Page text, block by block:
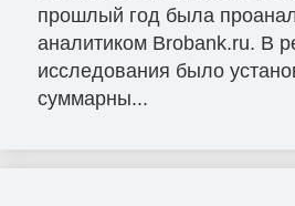
прошлый год была
аналитиком Brobank.ru. В
исследования было
суммарны...